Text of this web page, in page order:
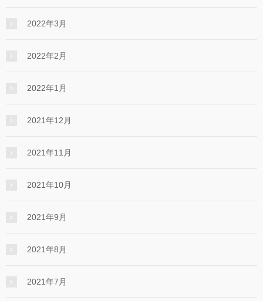
2022年3月
2022年2月
2022年1月
2021年12月
2021年11月
2021年10月
2021年9月
2021年8月
2021年7月